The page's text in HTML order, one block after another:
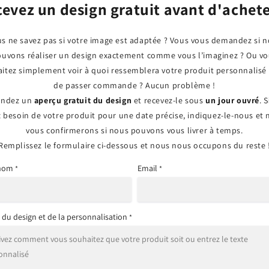
un design gratuit avant
ne savez pas si votre image est adaptée ? Vous vous demandez si
réaliser un design exactement comme vous l’imaginez ? Ou
simplement voir à quoi ressemblera votre produit personnalisé
de passer commande ? Aucun problème !
un aperçu gratuit du design et recevez-le sousun jour ouvré.
besoin de votre produit pour une date précise, indiquez-le-nous et
vous confirmerons si nous pouvons vous livrer à temps.
le formulaire ci-dessous et nous nous occupons du reste !
* Email *
du design et de la personnalisation *